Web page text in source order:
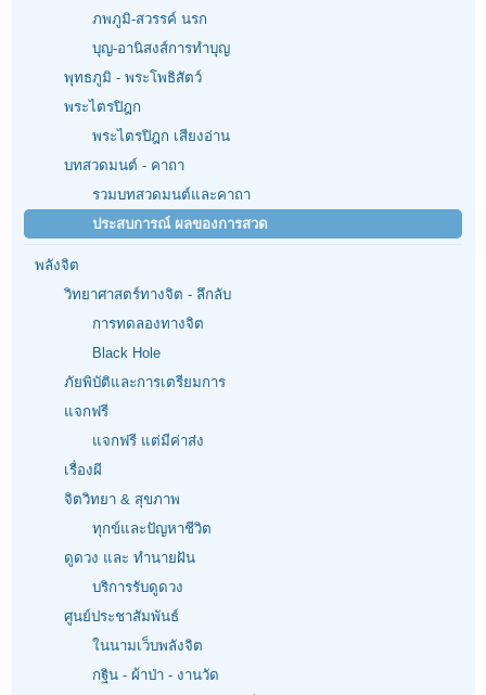
ภพภูมิ-สวรรค์ นรก
บุญ-อานิสงส์การทำบุญ
พุทธภูมิ - พระโพธิสัตว์
พระไตรปิฎก
พระไตรปิฎก เสียงอ่าน
บทสวดมนต์ - คาถา
รวมบทสวดมนต์และคาถา
ประสบการณ์ ผลของการสวด
พลังจิต
วิทยาศาสตร์ทางจิต - ลึกลับ
การทดลองทางจิต
Black Hole
ภัยพิบัติและการเตรียมการ
แจกฟรี
แจกฟรี แต่มีค่าส่ง
เรื่องผี
จิตวิทยา & สุขภาพ
ทุกข์และปัญหาชีวิต
ดูดวง และ ทำนายฝัน
บริการรับดูดวง
ศูนย์ประชาสัมพันธ์
ในนามเว็บพลังจิต
กฐิน - ผ้าป่า - งานวัด